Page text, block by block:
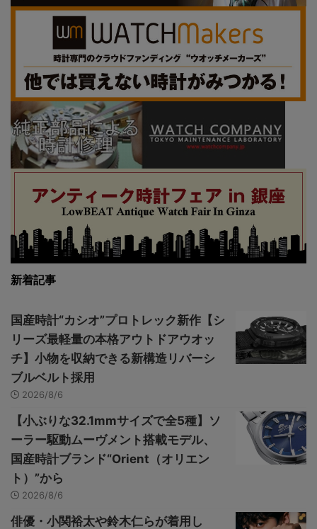
新着記事
国産時計“カシオ”プロトレック新作【シ
リーズ最軽量の本格アウトドアウオッ
チ】小物を収納できる新構造リバーシ
ブルベルト採用
2026/8/6
【小ぶりな32.1mmサイズで全5種】ソ
ーラー駆動ムーヴメント搭載モデル、
国産時計ブランド“Orient（オリエン
ト）”から
2026/8/6
俳優・小関裕太や鈴木仁らが着用し